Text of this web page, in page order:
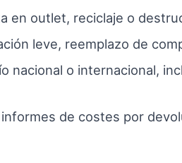
en outlet, reciclaje o
leve, reemplazo de
nacional o internacional,
de costes por